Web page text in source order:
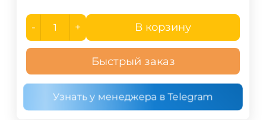
- + В корзину
Быстрый заказ
Узнать у менеджера в Telegram